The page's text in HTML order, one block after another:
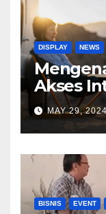
DISPLAY NEWS
Akses
Tinggi
MAY 29,
BISNIS EVENT